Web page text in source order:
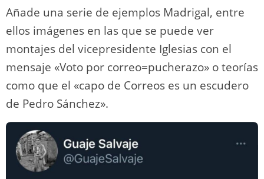
Añade una serie de ejemplos Madrigal, entre
ellos imágenes en las que se puede ver
montajes del vicepresidente Iglesias con el
mensaje «Voto por correo=pucherazo» o teorías
como que el «capo de Correos es un escudero
de Pedro Sánchez».